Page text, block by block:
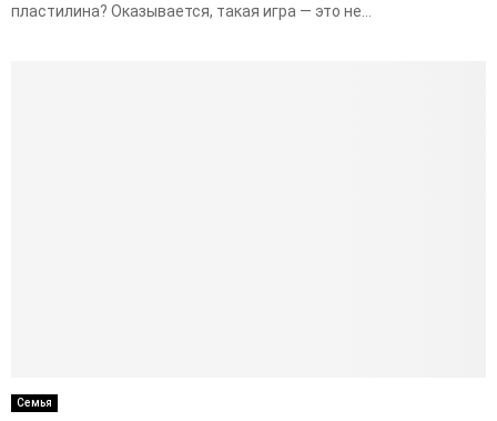
пластилина? Оказывается, такая игра — это не...
Семья